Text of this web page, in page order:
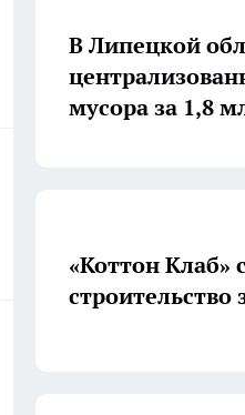
В Липецкой
мусора за 1,8
«Коттон Клаб»
строительство